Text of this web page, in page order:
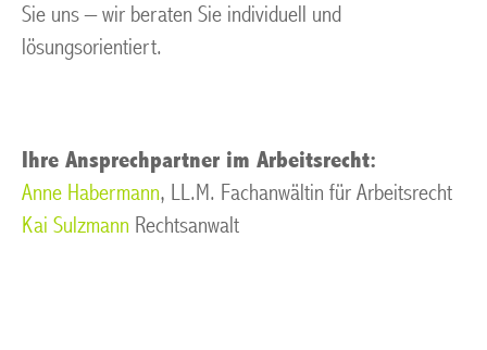
Sie uns – wir beraten Sie individuell und
lösungsorientiert.
Ihre Ansprechpartner im Arbeitsrecht:
Anne Habermann, LL.M. Fachanwältin für Arbeitsrecht
Kai Sulzmann Rechtsanwalt